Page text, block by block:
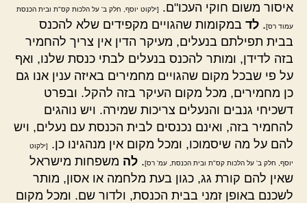
איסור משום חוקי העכו"ם.
[ילקוט יוסף, חלק ב' על הלכות קס"ת ובית הכנסת
עמוד רס]. לד במקומות שהגויים מקפידים שלא להכנס
בבית תפילתם בנעלים, מעיקר הדין אין צריך להחמיר
בזה לדידן, ומותר להכנס בנעלים לבתי כנסת שלנו, ואף
על פי שבכל מקום שהגויים מחמירים באיזה ענין אנו גם
כן מחמירים, מכל מקום העיקר בזה להקל. ובפרט
דשכיחי גנבים והנעלים צריכות שמירה. ויש נוהגים
להחמיר בזה, ואינם נכנסים לבית הכנסת עם נעלים, ויש
להם על מה שיסמוכו, ומכל מקום אין מנהגינו כן.
[ילקוט
יוסף, חלק ב' על הלכות קס"ת ובית הכנסת, עמ' רס]. לה משפחות מישראל
שאין להם קורת גג, כגון בעת מלחמה או אסון, מותר
לשכנם באופן זמני בבית הכנסת, ולדור שם. ומכל מקום